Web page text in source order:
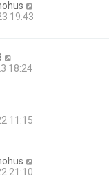
19:43
18:24
11:15
21:10